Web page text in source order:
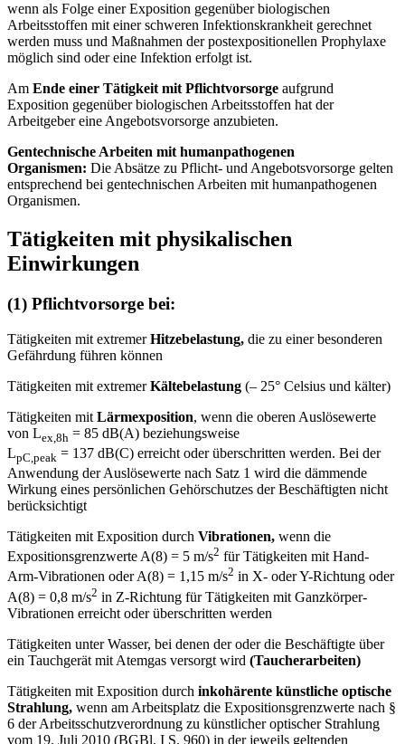
wenn als Folge einer Exposition gegenüber biologischen
Arbeitsstoffen mit einer schweren Infektionskrankheit gerechnet
werden muss und Maßnahmen der postexpositionellen Prophylaxe
möglich sind oder eine Infektion erfolgt ist.
Am Ende einer Tätigkeit mit Pflichtvorsorge aufgrund
Exposition gegenüber biologischen Arbeitsstoffen hat der
Arbeitgeber eine Angebotsvorsorge anzubieten.
Gentechnische Arbeiten mit humanpathogenen
Organismen: Die Absätze zu Pflicht- und Angebotsvorsorge gelten
entsprechend bei gentechnischen Arbeiten mit humanpathogenen
Organismen.
Tätigkeiten mit physikalischen
Einwirkungen
(1) Pflichtvorsorge bei:
Tätigkeiten mit extremerHitzebelastung, die zu einer besonderen
Gefährdung führen können
Tätigkeiten mit extremerKältebelastung (– 25° Celsius und kälter)
Tätigkeiten mit Lärmexposition, wenn die oberen Auslösewerte
von Lex,8h = 85 dB(A) beziehungsweise
LpC,peak = 137 dB(C) erreicht oder überschritten werden. Bei der
Anwendung der Auslösewerte nach Satz 1 wird die dämmende
Wirkung eines persönlichen Gehörschutzes der Beschäftigten nicht
berücksichtigt
Tätigkeiten mit Exposition durch Vibrationen, wenn die
Expositionsgrenzwerte A(8) = 5 m/s2 für Tätigkeiten mit Hand-
Arm-Vibrationen oder A(8) = 1,15 m/s2 in X- oder Y-Richtung oder
A(8) = 0,8 m/s2 in Z-Richtung für Tätigkeiten mit Ganzkörper-
Vibrationen erreicht oder überschritten werden
Tätigkeiten unter Wasser, bei denen der oder die Beschäftigte über
ein Tauchgerät mit Atemgas versorgt wird (Taucherarbeiten)
Tätigkeiten mit Exposition durch inkohärente künstliche optische
Strahlung, wenn am Arbeitsplatz die Expositionsgrenzwerte nach §
6 der Arbeitsschutzverordnung zu künstlicher optischer Strahlung
vom 19. Juli 2010 (BGBl. I S. 960) in der jeweils geltenden